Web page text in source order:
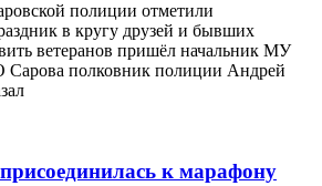
полиции отметили
в кругу друзей и бывших
ветеранов пришёл начальник МУ
полковник полиции Андрей
к марафону